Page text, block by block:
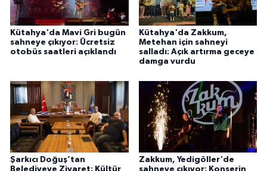
Kütahya'da Mavi Gri bugün
sahneye çıkıyor: Ücretsiz
otobüs saatleri açıklandı
Kütahya'da Zakkum,
Metehan için sahneyi
salladı: Açık artırma geceye
damga vurdu
Şarkıcı Doğuş’tan
Belediyeye Ziyaret: Kültür
Zakkum, Yedigöller'de
sahneye çıkıyor: Konserin